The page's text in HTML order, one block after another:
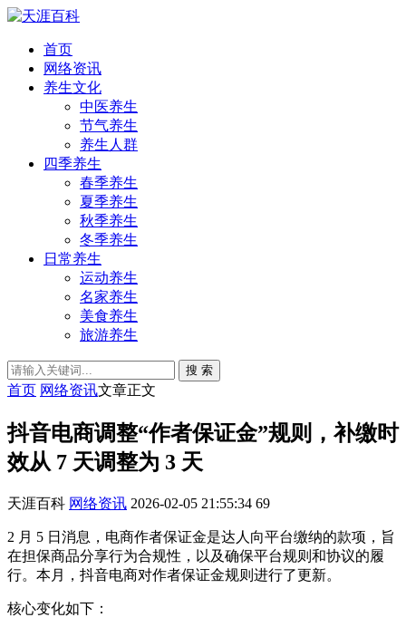
首页
网络资讯
养生文化
中医养生
节气养生
养生人群
四季养生
春季养生
夏季养生
秋季养生
冬季养生
日常养生
运动养生
名家养生
美食养生
旅游养生
搜 索
首页 网络资讯文章正文
抖音电商调整“作者保证金”规则，补缴时
效从 7 天调整为 3 天
天涯百科 网络资讯 2026-02-05 21:55:34 69
2 月 5 日消息，电商作者保证金是达人向平台缴纳的款项，旨
在担保商品分享行为合规性，以及确保平台规则和协议的履
行。本月，抖音电商对作者保证金规则进行了更新。
核心变化如下：